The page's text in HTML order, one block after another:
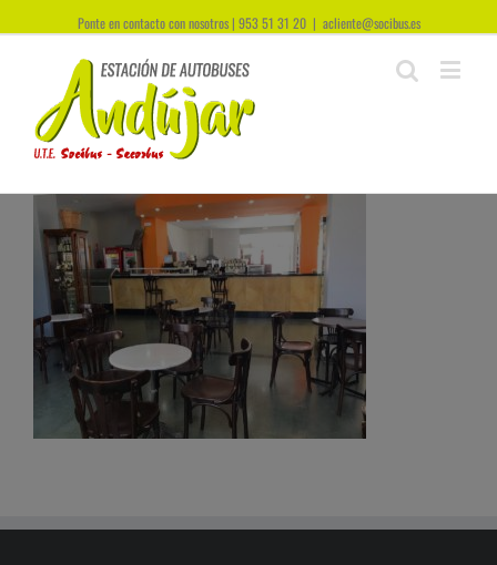
Ponte en contacto con nosotros | 953 51 31 20 | acliente@socibus.es